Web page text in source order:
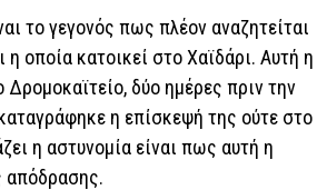
το γεγονός πως πλέον αναζητείται
η οποία κατοικεί στο Χαϊδάρι. Αυτή η
Δρομοκαϊτείο, δύο ημέρες πριν την
η επίσκεψή της ούτε στο
η αστυνομία είναι πως αυτή η
απόδρασης.